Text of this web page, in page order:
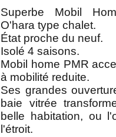
Superbe Mobil
O'hara type chalet.
État proche du neuf.
Isolé 4 saisons.
Mobil home PMR
à mobilité reduite.
Ses grandes
baie vitrée
belle habitation, ou
l'étroit.